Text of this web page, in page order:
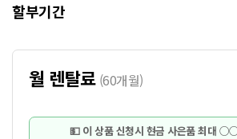
할부기간
월 렌탈료 (60개월)
💵 이 상품 신청시 현금 사은품 최대